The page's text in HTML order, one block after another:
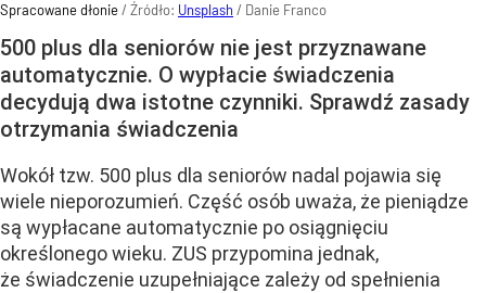
Spracowane dłonie/ Źródło: Unsplash / Danie Franco
500 plus dla seniorów nie jest przyznawane
automatycznie. O wypłacie świadczenia
decydują dwa istotne czynniki. Sprawdź zasady
otrzymania świadczenia
Wokół tzw. 500 plus dla seniorów nadal pojawia się
wiele nieporozumień. Część osób uważa, że pieniądze
są wypłacane automatycznie po osiągnięciu
określonego wieku. ZUS przypomina jednak,
że świadczenie uzupełniające zależy od spełnienia